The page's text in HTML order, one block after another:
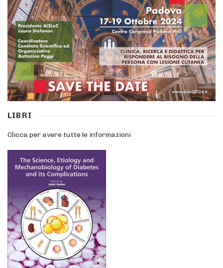
LIBRI
Clicca per avere tutte le informazioni